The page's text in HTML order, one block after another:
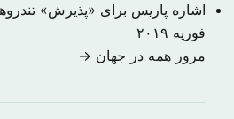
اشاره پاریس برای «پذیرش»
فوریه ۲۰۱۹
مرور همه در جهان →